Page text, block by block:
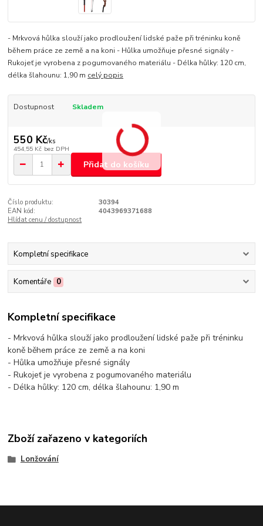
- Mrkvová hůlka slouží jako prodloužení lidské paže při tréninku koně
během práce ze země a na koni - Hůlka umožňuje přesné signály -
Rukojeť je vyrobena z pogumovaného materiálu - Délka hůlky: 120 cm,
délka šlahounu: 1,90 m celý popis
Dostupnost Skladem
550 Kč/ks
454,55 Kč bez DPH
Přidat do košíku
Číslo produktu:
30394
EAN kód:
4043969371688
Hlídat cenu / dostupnost
Kompletní specifikace
Komentáře 0
Kompletní specifikace
- Mrkvová hůlka slouží jako prodloužení lidské paže při tréninku
koně během práce ze země a na koni
- Hůlka umožňuje přesné signály
- Rukojeť je vyrobena z pogumovaného materiálu
- Délka hůlky: 120 cm, délka šlahounu: 1,90 m
Zboží zařazeno v kategoriích
Lonžování